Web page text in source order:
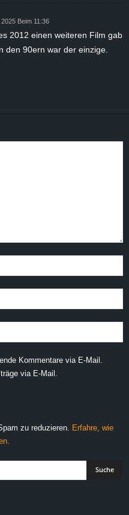
2025 Beim 11:36
2012 einen weiteren Film gab
den 90ern war der einzige.
Kommentare via E-Mail.
via E-Mail.
zu reduzieren.
Erfahre, wie